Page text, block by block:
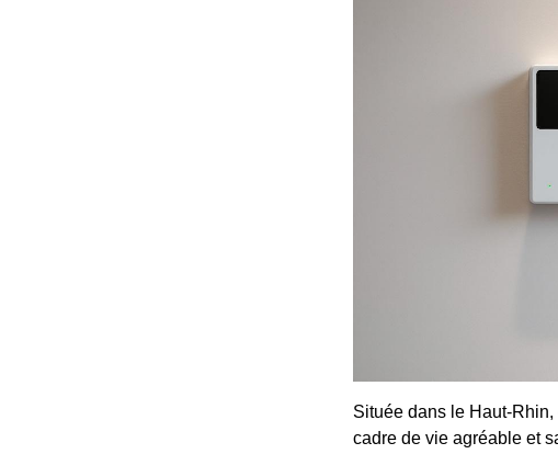
Située dans le Haut-
cadre de vie agréable et